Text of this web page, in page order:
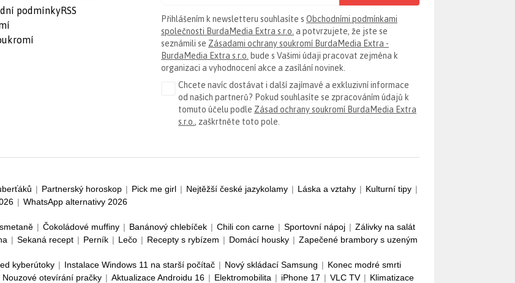
podmínkyRSS
Přihlášením k newsletteru souhlasíte s Obchodními podmínkami
společnosti BurdaMedia Extra s.r.o. a potvrzujete, že jste se
seznámili se Zásadami ochrany soukromí BurdaMedia Extra -
BurdaMedia Extra s.r.o. bude s Vašimi údaji pracovat zejména k
organizaci a vyhodnocení akce a zasílání novinek.
Chcete navíc dostávat i další zajímavé a exkluzivní informace
od našich partnerů? Pokud souhlasíte se zpracováním údajů k
tomuto účelu podle Zásad ochrany soukromí BurdaMedia Extra
s.r.o. , zaškrtněte toto pole.
| Partnerský horoskop | Pick me girl | Nejtěžší české jazykolamy | Láska a vztahy | Kulturní tipy |
| WhatsApp alternativy 2026
| Čokoládové muffiny | Banánový chlebíček | Chili con carne | Sportovní nápoj | Zálivky na salát
| Sekaná recept | Perník | Lečo | Recepty s rybízem | Domácí housky | Zapečené brambory s uzeným
kyberútoky | Instalace Windows 11 na starší počítač | Nový skládací Samsung | Konec modré smrti
Nouzové otevírání pračky | Aktualizace Androidu 16 | Elektromobilita | iPhone 17 | VLC TV | Klimatizace